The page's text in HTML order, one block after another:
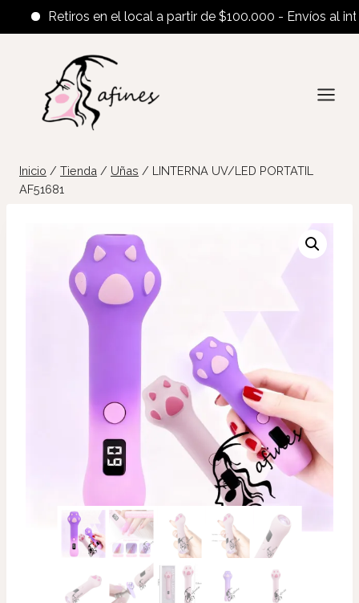
Retiros en el local a partir de $100.000 - Envíos al
contenido
Inicio / Tienda / Uñas / LINTERNA UV/LED PORTATIL
AF51681